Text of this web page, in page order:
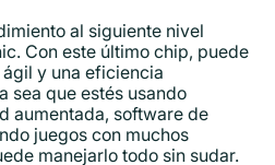
al siguiente nivel
Con este último chip, puede
y una eficiencia
sea que estés usando
aumentada, software de
juegos con muchos
manejarlo todo sin sudar.